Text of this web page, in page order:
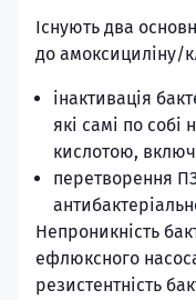
Існують два
до амоксициліну/
інактивація
які самі по собі
кислотою,
перетворення
Непроникність
ефлюксного
резистентність